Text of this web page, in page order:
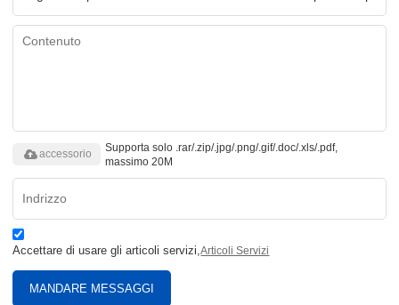
Supporta solo .rar/.zip/.jpg/.png/.gif/.doc/.xls/.pdf,
massimo 20M
accessorio
Accettare di usare gli articoli servizi,Articoli Servizi
MANDARE MESSAGGI